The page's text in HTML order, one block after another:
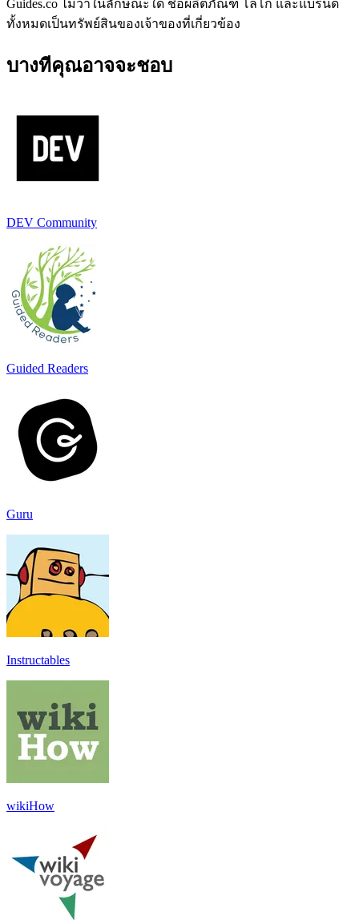
Guides.co ไม่ว่าในลักษณะใด ชื่อผลิตภัณฑ์ โลโก้ และแบรนด์
ทั้งหมดเป็นทรัพย์สินของเจ้าของที่เกี่ยวข้อง
บางทีคุณอาจจะชอบ
DEV Community
Guided Readers
Guru
Instructables
wikiHow